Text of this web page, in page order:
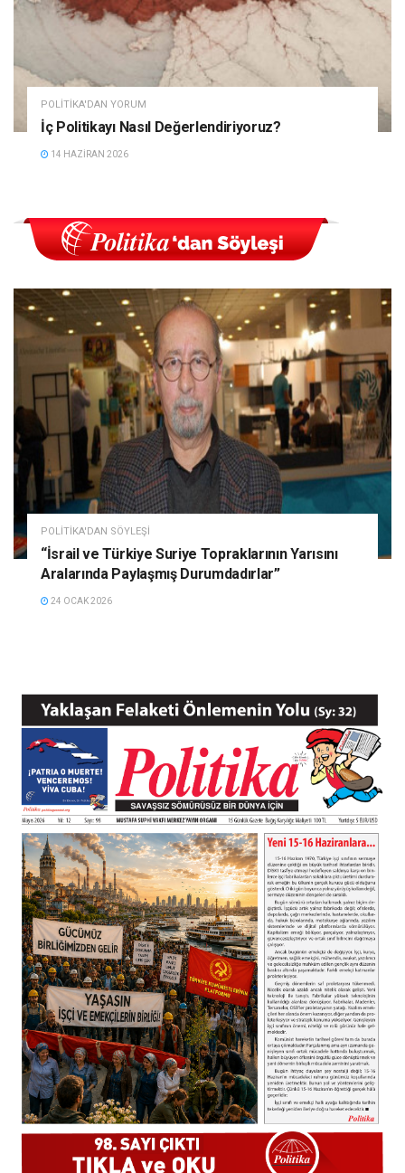
POLITIKA'DAN YORUM
İç Politikayı Nasıl Değerlendiriyoruz?
14 HAZIRAN 2026
POLITIKA'DAN SÖYLEŞI
“İsrail ve Türkiye Suriye Topraklarının Yarısını
Aralarında Paylaşmış Durumdadırlar”
24 OCAK 2026